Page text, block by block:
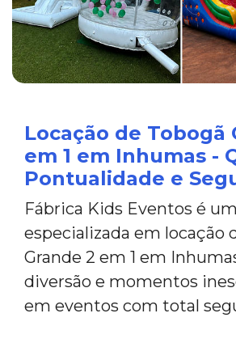
Locação de Tobogã
em 1 em Inhumas -
Pontualidade e
Fábrica Kids Eventos é
especializada em locação
Grande 2 em 1 em
diversão e momentos
em eventos com total